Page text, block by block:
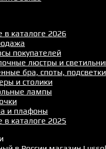
в каталоге 2026
покупателей
люстры и
бра, споты, подсветки
и столики
лампы
и плафоны
в каталоге 2025